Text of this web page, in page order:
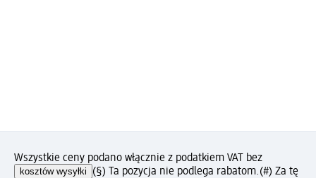
Wszystkie ceny podano włącznie z podatkiem VAT bez
kosztów wysyłki (§) Ta pozycja nie podlega rabatom.(#) Za tę